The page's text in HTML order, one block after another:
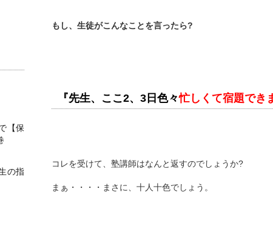
【保
の指
もし、生徒がこんなことを言ったら?
『先生、ここ2、3日色々忙しくて宿題でき
コレを受けて、塾講師はなんと返すのでしょうか?
まぁ・・・・まさに、十人十色でしょう。